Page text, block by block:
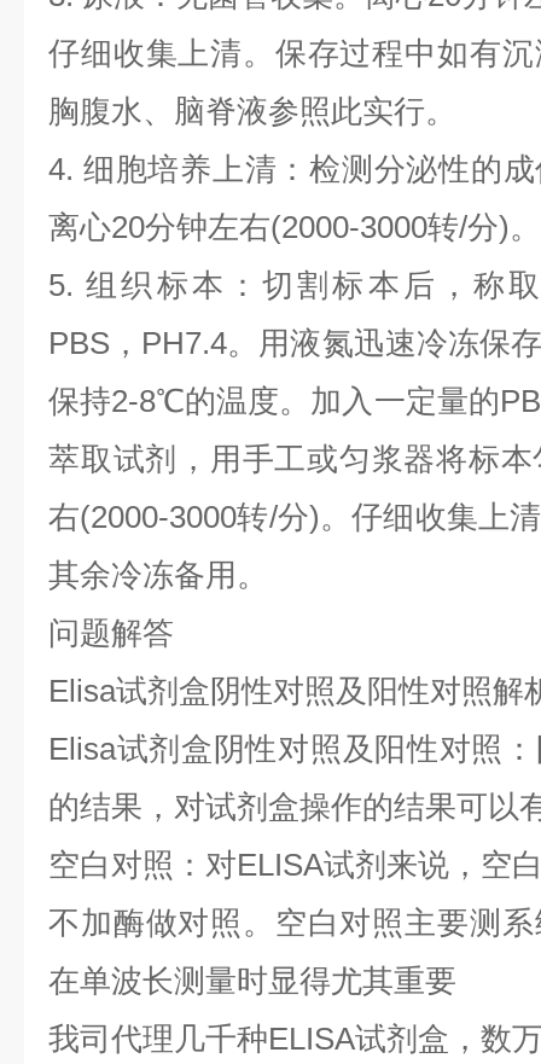
仔细收集上清。保存过程中如有
胸腹水、脑脊液参照此实行。
4. 细胞培养上清：检测分泌性的
离心20分钟左右(2000-3000转/分)
5. 组织标本：切割标本后，称
PBS，PH7.4。用液氮迅速冷冻保
保持2-8℃的温度。加入一定量的
萃取试剂，用手工或匀浆器将标
右(2000-3000转/分)。仔细收集上
其余冷冻备用。
问题解答
Elisa试剂盒阴性对照及阳性对照解
Elisa试剂盒阴性对照及阳性对照
的结果，对试剂盒操作的结果可以
空白对照：对ELISA试剂来说，空
不加酶做对照。空白对照主要测
在单波长测量时显得尤其重要
我司代理几千种ELISA试剂盒，数